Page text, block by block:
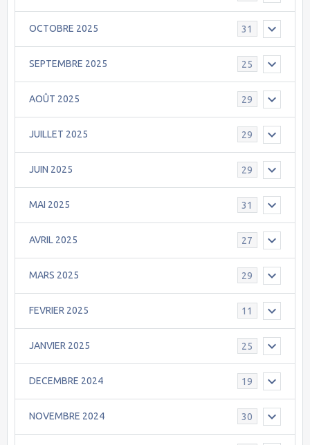
OCTOBRE 2025 31
SEPTEMBRE 2025 25
AOÛT 2025 29
JUILLET 2025 29
JUIN 2025 29
MAI 2025 31
AVRIL 2025 27
MARS 2025 29
FEVRIER 2025 11
JANVIER 2025 25
DECEMBRE 2024 19
NOVEMBRE 2024 30